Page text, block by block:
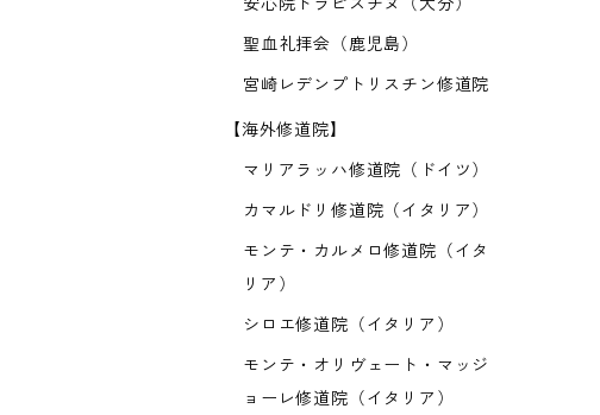
聖血礼拝会（鹿児島）
宮崎レデンプトリスチン修道院
【海外修道院】
マリアラッハ修道院（ドイツ）
カマルドリ修道院（イタリア）
モンテ・カルメロ修道院（イタ
リア）
シロエ修道院（イタリア）
モンテ・オリヴェート・マッジ
ョーレ修道院（イタリア）